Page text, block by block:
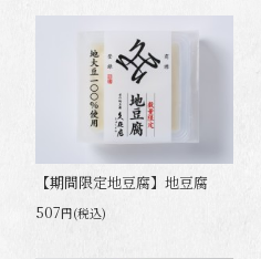
【期間限定地豆腐】地豆腐
507円(税込)